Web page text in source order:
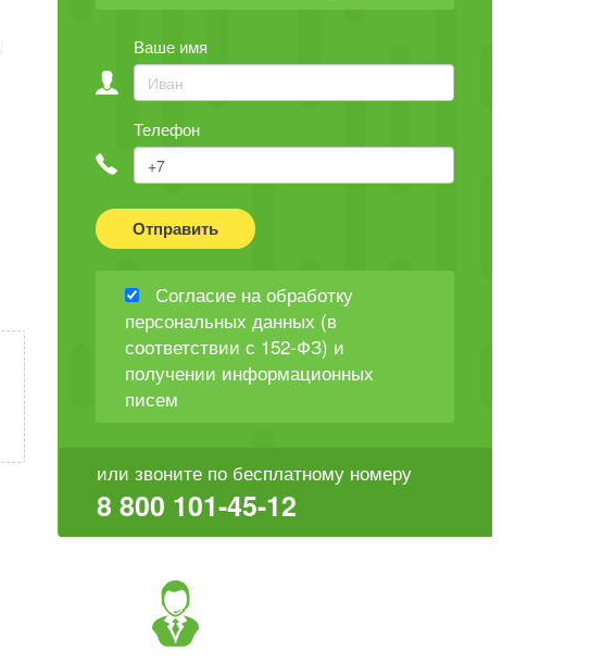
Ваше имя
Телефон
Отправить
Согласие на обработку
персональных данных (в
соответствии с 152-ФЗ) и
получении информационных
писем
или звоните по бесплатному номеру
8 800 101-45-12